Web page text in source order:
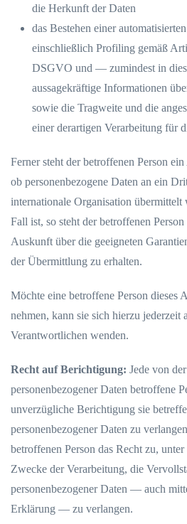
die Herkunft der Daten
das Bestehen einer
einschließlich Profiling gemäß
DSGVO und — zumindest in
aussagekräftige Informationen
sowie die Tragweite und die
einer derartigen Verarbeitung für
Ferner steht der betroffenen Person
ob personenbezogene Daten an ein
internationale Organisation übermittelt
Fall ist, so steht der betroffenen
Auskunft über die geeigneten
der Übermittlung zu erhalten.
Möchte eine betroffene Person dieses
nehmen, kann sie sich hierzu jederzeit
Verantwortlichen wenden.
Recht auf Berichtigung: Jede von
personenbezogener Daten betroffene
unverzügliche Berichtigung sie
personenbezogener Daten zu
betroffenen Person das Recht zu,
Zwecke der Verarbeitung, die
personenbezogener Daten — auch
Erklärung — zu verlangen.